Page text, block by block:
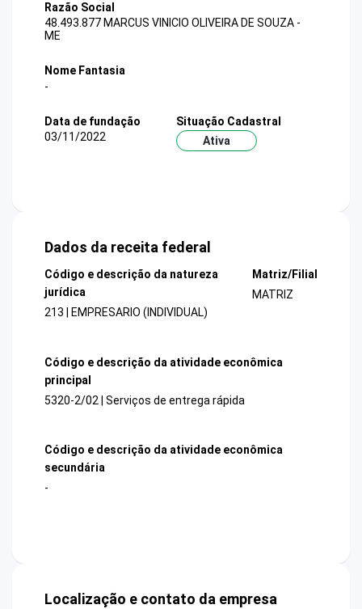
Razão Social
48.493.877 MARCUS VINICIO OLIVEIRA DE SOUZA -
ME
Nome Fantasia
-
Data de fundação
03/11/2022
Situação Cadastral
Ativa
Dados da receita federal
Código e descrição da natureza
jurídica
213 | EMPRESARIO (INDIVIDUAL)
Matriz/Filial
MATRIZ
Código e descrição da atividade econômica
principal
5320-2/02 | Serviços de entrega rápida
Código e descrição da atividade econômica
secundária
-
Localização e contato da empresa